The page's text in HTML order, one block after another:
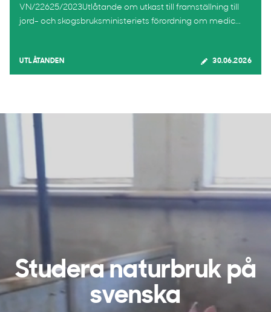
VN/22625/2023Utlåtande om utkast till framställning till
jord- och skogsbruksministeriets förordning om medic...
UTLÅTANDEN 30.06.2026
Studera naturbruk på
svenska